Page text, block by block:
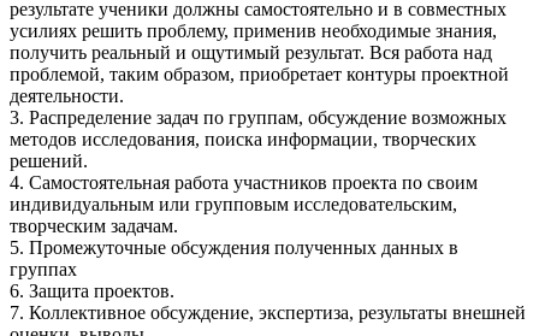
результате ученики должны самостоятельно и в совместных
усилиях решить проблему, применив необходимые знания,
получить реальный и ощутимый результат. Вся работа над
проблемой, таким образом, приобретает контуры проектной
деятельности.
3. Распределение задач по группам, обсуждение возможных
методов исследования, поиска информации, творческих
решений.
4. Самостоятельная работа участников проекта по своим
индивидуальным или групповым исследовательским,
творческим задачам.
5. Промежуточные обсуждения полученных данных в
группах
6. Защита проектов.
7. Коллективное обсуждение, экспертиза, результаты внешней